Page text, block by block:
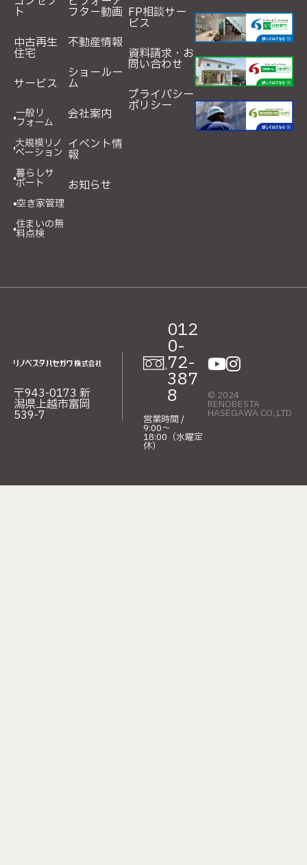
ト
中古再生
住宅
サービス
一般リ
フォーム
大規模リノ
ベーション
暮らしサ
ポート
空き家管理
住まいの無
料点検
フター動画
不動産情報
ショールー
ム
会社案内
イベント情
報
お知らせ
FP相談サー
ビス
資料請求・お
問い合わせ
プライバシー
ポリシー
〒943-0173 新
潟県上越市富岡
539-7
012
0-
72-
387
8
営業時間 /
9:00〜
18:00（水曜定
休）
© 2024
RENOBESTA
HASEGAWA CO.,LTD